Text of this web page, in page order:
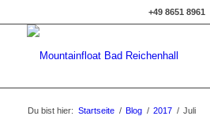
+49 8651 8961
Du bist hier: Startseite / Blog / 2017 / Juli